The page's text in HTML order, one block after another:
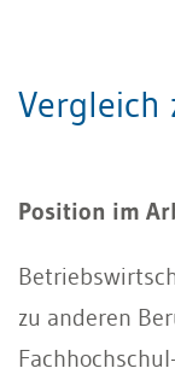
Vergleich
Position im
zu anderen